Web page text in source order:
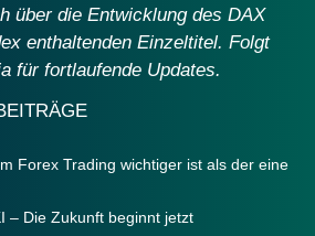
über die Entwicklung des DAX
enthaltenden Einzeltitel. Folgt
für fortlaufende Updates.
Forex Trading wichtiger ist als der eine
– Die Zukunft beginnt jetzt